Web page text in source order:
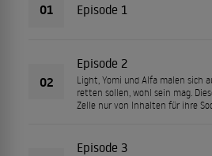
01 Episode 1
02
Episode 2
Light, Yomi und Alfa malen sich
retten sollen, wohl sein mag.
Zelle nur von Inhalten für ihre
Episode 3